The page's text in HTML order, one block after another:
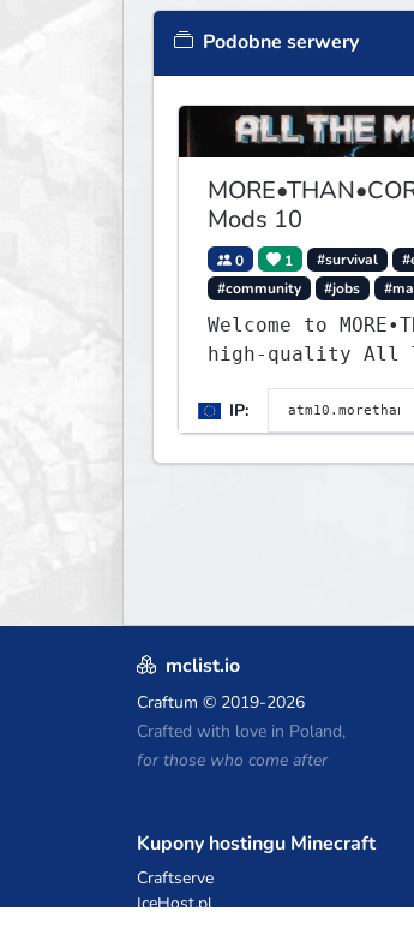
Podobne serwery
Mods 10
0 1 #survival
#community
#jobs
Welcome to
high-quality All
Minecraft
players who want
polished, and
modded
IP:
mclist.io
Craftum © 2019-2026
Crafted with love in Poland,
for those who come after
Kupony hostingu Minecraft
Craftserve
IceHost.pl